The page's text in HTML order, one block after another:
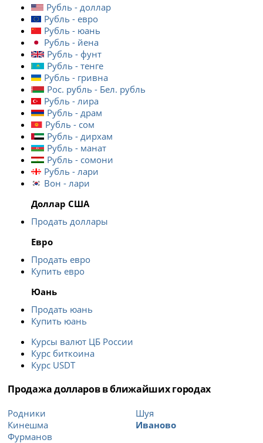
Рубль - доллар
Рубль - евро
Рубль - юань
Рубль - йена
Рубль - фунт
Рубль - тенге
Рубль - гривна
Рос. рубль - Бел. рубль
Рубль - лира
Рубль - драм
Рубль - сом
Рубль - дирхам
Рубль - манат
Рубль - сомони
Рубль - лари
Вон - лари
Доллар США
Продать доллары
Евро
Продать евро
Купить евро
Юань
Продать юань
Купить юань
Курсы валют ЦБ России
Курс биткоина
Курс USDT
Продажа долларов в ближайших городах
Родники
Кинешма
Фурманов
Шуя
Иваново